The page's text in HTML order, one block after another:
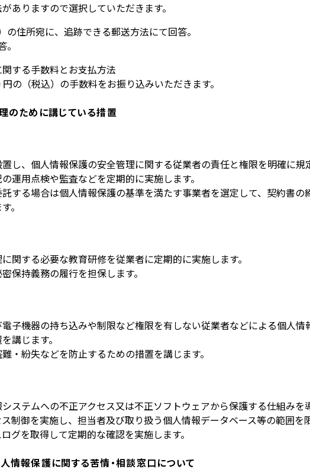
ありますので選択していただきます。
の住所宛に、追跡できる郵送方法にて回答。
する手数料とお支払方法
の（税込）の手数料をお振り込みいただきます。
のために講じている措置
し、個人情報保護の安全管理に関する従業者の責任と権限を明確に規
運用点検や監査などを定期的に実施します。
する場合は個人情報保護の基準を満たす事業者を選定して、契約書の
。
関する必要な教育研修を従業者に定期的に実施します。
保持義務の履行を担保します。
子機器の持ち込みや制限など権限を有しない従業者などによる個人情
講じます。
・紛失などを防止するための措置を講じます。
ステムへの不正アクセス又は不正ソフトウェアから保護する仕組みを
制御を実施し、担当者及び取り扱う個人情報データベース等の範囲を
グを取得して定期的な確認を実施します。
情報保護に関する苦情・相談窓口について